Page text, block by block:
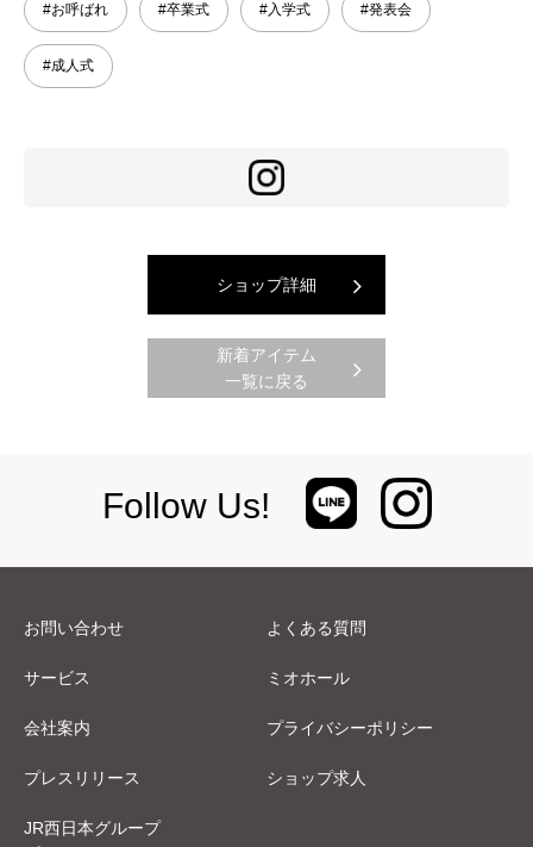
#お呼ばれ #卒業式 #入学式 #発表会
#成人式
ショップ詳細
新着アイテム
一覧に戻る
Follow Us!
お問い合わせ よくある質問
サービス ミオホール
会社案内 プライバシーポリシー
プレスリリース ショップ求人
JR西日本グループ